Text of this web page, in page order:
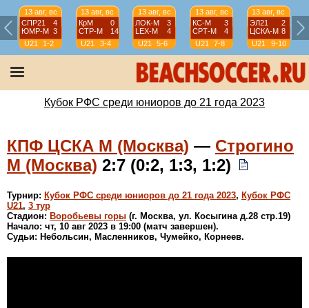
13 авг, вс
СПР21
4
ЮМР-М 3
U21
1-2
13 авг, вс
КрМ
0
СТР-М
14
U21
3-4
13 авг, вс
ЛОК-М
3
LEX-М
4
U21
5-6
13 авг, вс
КС-М
3
СРТ-М
4
U21
7-8
13 авг, вс
ЭЛ21
2
ЦСКА-М 8
U21
9-10
Кубок РФС среди юниоров до 21 года 2023
КПФ ЦСКА М (Москва) — Строгино
М (Москва) 2:7 (0:2, 1:3, 1:2)
Турнир: Кубок РФС среди юниоров до 21 года 2023, Кубок РФС
U21, 3 тур
Стадион: Воробьевы горы (г. Москва, ул. Косыгина д.28 стр.19)
Начало: чт, 10 авг 2023 в 19:00 (матч завершен).
Судьи: Небольсин, Масленников, Чумейко, Корнеев.